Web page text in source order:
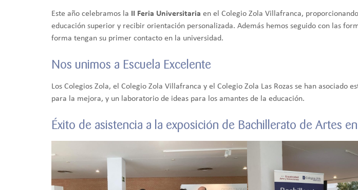
Este año celebramos la II Feria Universitaria en el Colegio Zola Villafranca,
educación superior y recibir orientación personalizada. Además hemos seguido con las
forma tengan su primer contacto en la universidad.
Nos unimos a Escuela Excelente
Los Colegios Zola, el Colegio Zola Villafranca y el Colegio Zola Las Rozas se han asociado
para la mejora, y un laboratorio de ideas para los amantes de la educación.
Éxito de asistencia a la exposición de Bachillerato de Artes